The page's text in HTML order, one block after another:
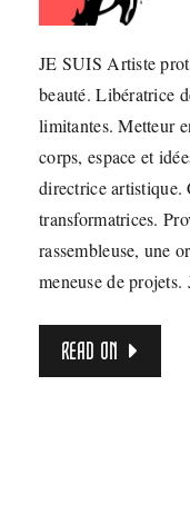
JE SUIS Artiste
beauté. Libératrice
limitantes. Metteur
corps, espace et
directrice artistique.
transformatrices.
rassembleuse, une
meneuse de projets.
READ ON